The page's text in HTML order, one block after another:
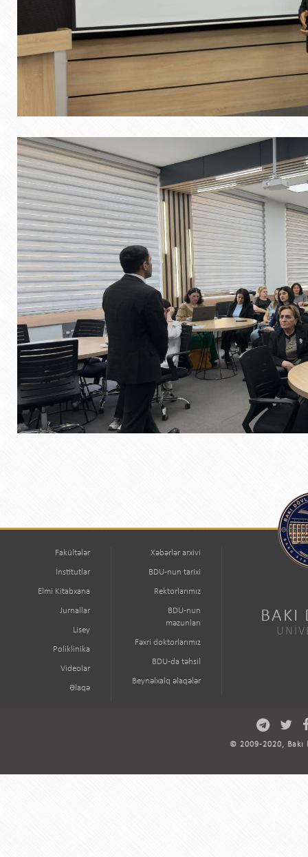
Fakültələr
İnstitutlar
Elmi Kitabxana
Jurnallar
Lisey
Poliklinika
Videolar
Əlaqə
Xəbərlər arxivi
BDU-nun tarixi
Rektorlarımız
BDU-nun
məzunları
Fəxri doktorlarımız
BDU-da təhsil
Beynəlxalq əlaqələr
BAKI
© 2009-2020,